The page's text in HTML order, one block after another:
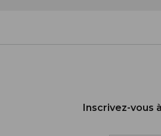
Inscrivez-vous